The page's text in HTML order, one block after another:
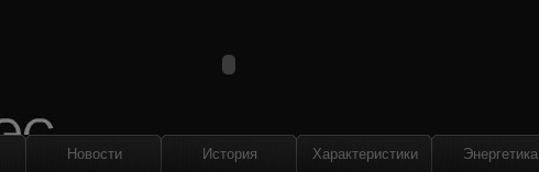
Новости История Характеристики Энергетика